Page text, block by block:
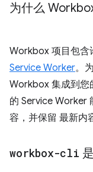
为什么
Workbox 项目包含
Service Worker。
Workbox 集成到您
的 Service Worker
容，并保留 最新内
workbox-cli